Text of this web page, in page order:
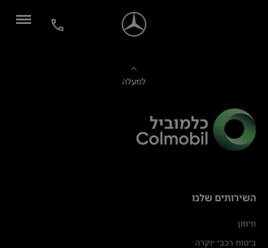
למעלה
השירותים שלנו
מימון
ביטוח רכבי יוקרה